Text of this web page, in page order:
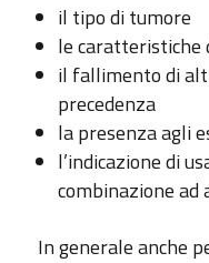
il tipo di tumore
le caratteristiche
il fallimento di
precedenza
la presenza agli
l’indicazione di
combinazione
In generale anche